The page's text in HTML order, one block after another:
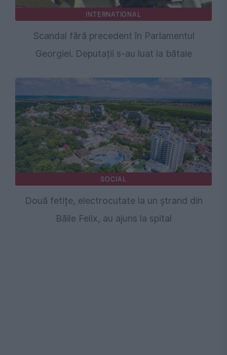
INTERNATIONAL
Scandal fără precedent în Parlamentul
Georgiei. Deputații s-au luat la bătaie
SOCIAL
Două fetițe, electrocutate la un ștrand din
Băile Felix, au ajuns la spital